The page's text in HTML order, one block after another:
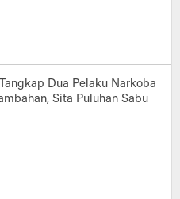
Dua Pelaku Narkoba
Sita Puluhan Sabu